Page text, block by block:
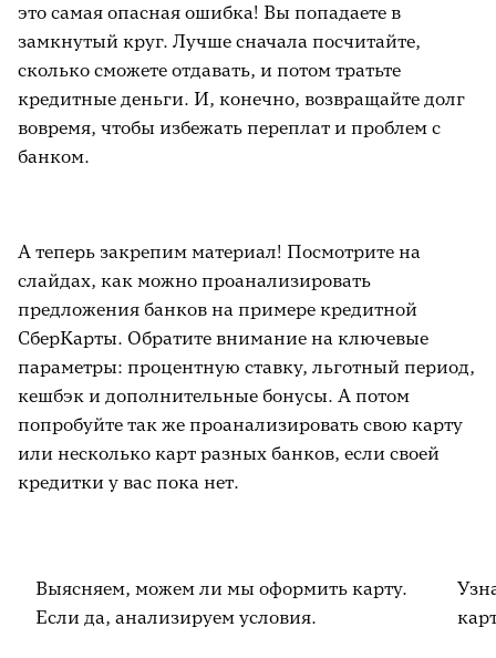
это самая опасная ошибка! Вы попадаете в
замкнутый круг. Лучше сначала посчитайте,
сколько сможете отдавать, и потом тратьте
кредитные деньги. И, конечно, возвращайте долг
вовремя, чтобы избежать переплат и проблем с
банком.
А теперь закрепим материал! Посмотрите на
слайдах, как можно проанализировать
предложения банков на примере кредитной
СберКарты. Обратите внимание на ключевые
параметры: процентную ставку, льготный период,
кешбэк и дополнительные бонусы. А потом
попробуйте так же проанализировать свою карту
или несколько карт разных банков, если своей
кредитки у вас пока нет.
Выясняем, можем ли мы оформить карту.
Если да, анализируем условия.